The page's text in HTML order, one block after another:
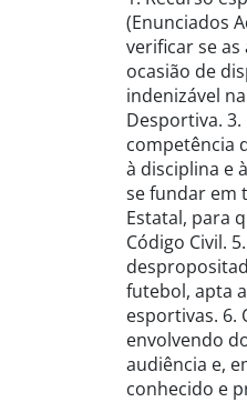
(Enunciados
verificar se
ocasião de
indenizável
Desportiva. 3.
competência
à disciplina e
se fundar em
Estatal, para
Código Civil.
futebol, apta
esportivas. 6.
envolvendo
audiência e,
conhecido e